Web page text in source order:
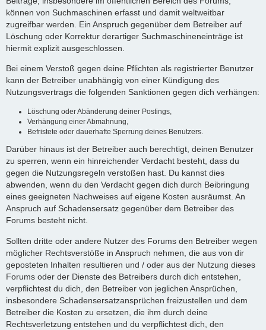
können von Suchmaschinen erfasst und damit weltweitbar
zugreifbar werden. Ein Anspruch gegenüber dem Betreiber auf
Löschung oder Korrektur derartiger Suchmaschineneinträge ist
hiermit explizit ausgeschlossen.
Bei einem Verstoß gegen deine Pflichten als registrierter Benutzer
kann der Betreiber unabhängig von einer Kündigung des
Nutzungsvertrags die folgenden Sanktionen gegen dich verhängen:
Löschung oder Abänderung deiner Postings,
Verhängung einer Abmahnung,
Befristete oder dauerhafte Sperrung deines Benutzers.
Darüber hinaus ist der Betreiber auch berechtigt, deinen Benutzer
zu sperren, wenn ein hinreichender Verdacht besteht, dass du
gegen die Nutzungsregeln verstoßen hast. Du kannst dies
abwenden, wenn du den Verdacht gegen dich durch Beibringung
eines geeigneten Nachweises auf eigene Kosten ausräumst. An
Anspruch auf Schadensersatz gegenüber dem Betreiber des
Forums besteht nicht.
Sollten dritte oder andere Nutzer des Forums den Betreiber wegen
möglicher Rechtsverstöße in Anspruch nehmen, die aus von dir
geposteten Inhalten resultieren und / oder aus der Nutzung dieses
Forums oder der Dienste des Betreibers durch dich entstehen,
verpflichtest du dich, den Betreiber von jeglichen Ansprüchen,
insbesondere Schadensersatzansprüchen freizustellen und dem
Betreiber die Kosten zu ersetzen, die ihm durch deine
Rechtsverletzung entstehen und du verpflichtest dich, den